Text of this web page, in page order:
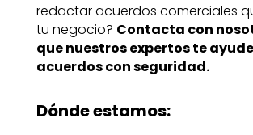
redactar acuerdos comerciales
tu negocio? Contacta con
que nuestros expertos te
acuerdos con seguridad.
Dónde estamos: